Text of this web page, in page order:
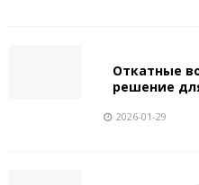
Откатные
решение
2026-01-29